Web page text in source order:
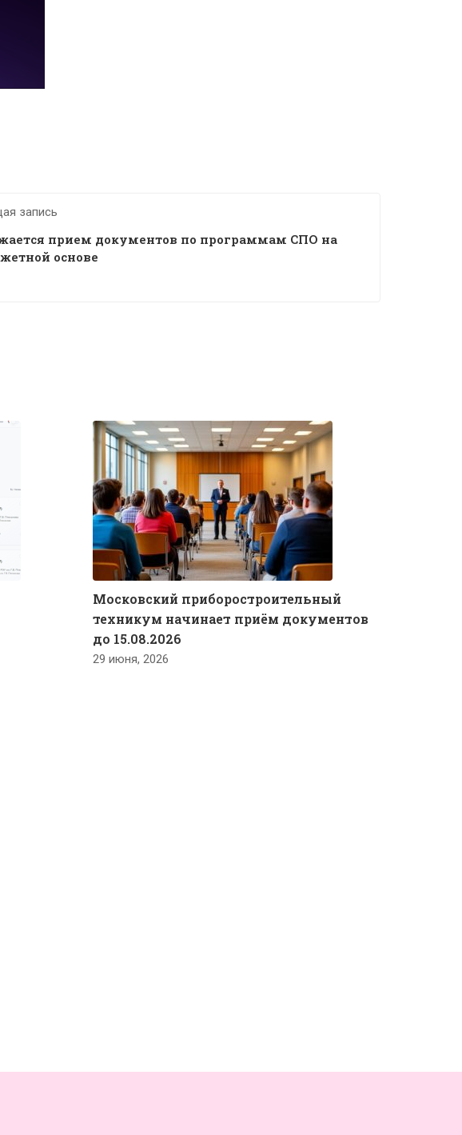
запись
прием документов по программам СПО на
основе
Московский приборостроительный
техникум начинает приём документов
до 15.08.2026
29 июня, 2026